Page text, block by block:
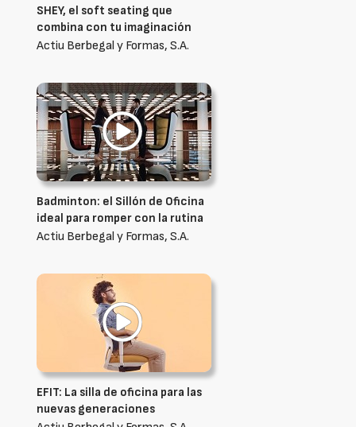
SHEY, el soft seating que
combina con tu imaginación
Actiu Berbegal y Formas, S.A.
Badminton: el Sillón de Oficina
ideal para romper con la rutina
Actiu Berbegal y Formas, S.A.
EFIT: La silla de oficina para las
nuevas generaciones